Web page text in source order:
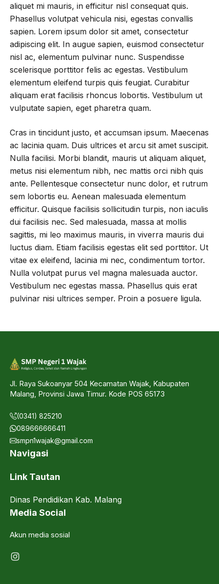
aliquet mi mauris, in efficitur nisl consequat quis.
Phasellus volutpat vehicula nisi, egestas convallis
sapien. Lorem ipsum dolor sit amet, consectetur
adipiscing elit. In augue sapien, euismod consectetur
nisl ac, elementum pulvinar nunc. Suspendisse
scelerisque porttitor felis ac egestas. Vestibulum
elementum eleifend turpis quis feugiat. Curabitur
aliquam erat facilisis rhoncus lobortis. Vestibulum ut
vulputate sapien, eget pharetra quam.
Cras in tincidunt justo, et accumsan ipsum. Maecenas
ac lacinia quam. Duis ultrices et arcu sit amet suscipit.
Nulla facilisi. Morbi blandit, mauris ut aliquam aliquet,
metus nisi elementum nibh, nec mattis orci nibh quis
ante. Pellentesque consectetur nunc dolor, et rutrum
sem lobortis eu. Aenean malesuada elementum
efficitur. Quisque facilisis sollicitudin turpis, non iaculis
dui facilisis nec. Sed malesuada, massa at mollis
sagittis, mi leo maximus mauris, in viverra mauris dui
luctus diam. Etiam facilisis egestas elit sed porttitor. Ut
vitae ex eleifend, lacinia mi nec, condimentum tortor.
Nulla volutpat purus vel magna malesuada auctor.
Vestibulum nec egestas massa. Phasellus quis erat
pulvinar nisi ultrices semper. Proin a posuere ligula.
Jl. Raya Sukoanyar 504 Kecamatan Wajak, Kabupaten
Malang, Provinsi Jawa Timur. Kode POS 65173
(0341) 825210
089666666411
smpn1wajak@gmail.com
Navigasi
Link Tautan
Dinas Pendidikan Kab. Malang
Media Social
Akun media sosial
Instagram